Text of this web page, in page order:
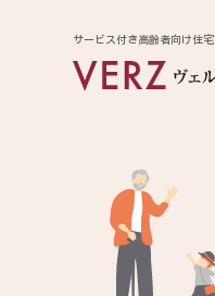
サービス付き高齢者向け住宅